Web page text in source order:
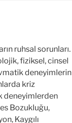
ruhsal sorunları.
fiziksel, cinsel
deneyimlerin
kriz
deneyimlerden
Bozukluğu,
Kaygılı